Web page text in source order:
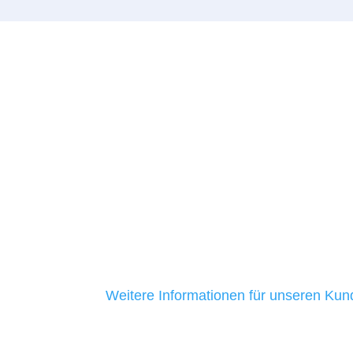
Weitere Informationen für unseren